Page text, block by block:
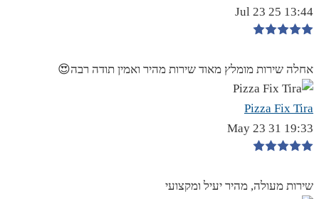
13:44 25 Jul 23
אחלה שירות מומלץ מאוד שירות מהיר ואמין תודה רבה😍
Pizza Fix Tira
19:33 31 May 23
שירות מעולה, מהיר יעיל ומקצועי